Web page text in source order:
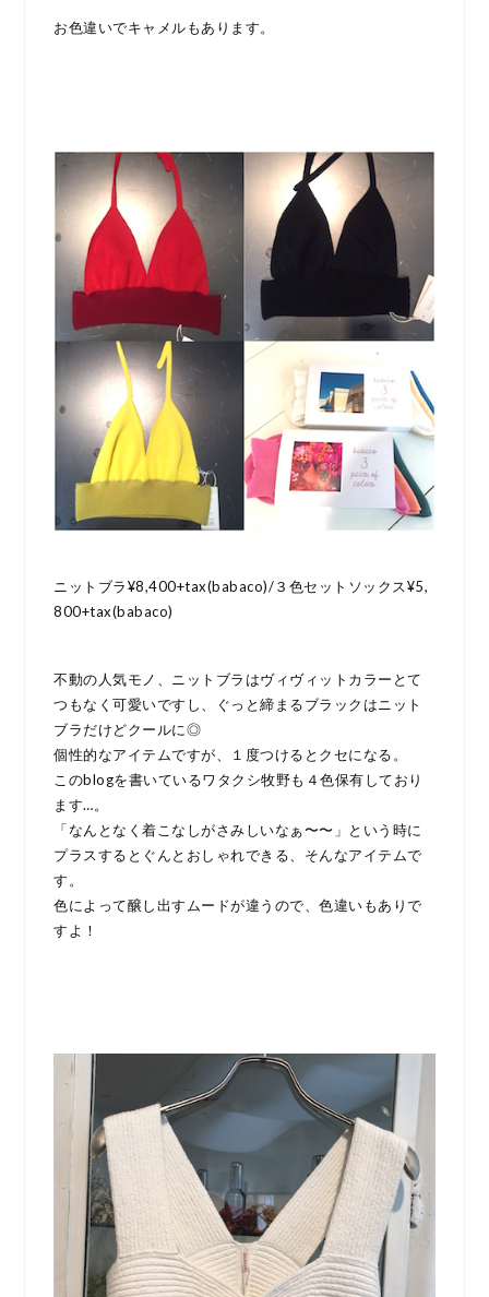
お色違いでキャメルもあります。
ニットブラ¥8,400+tax(babaco)/３色セットソックス¥5,
800+tax(babaco)
不動の人気モノ、ニットブラはヴィヴィットカラーとて
つもなく可愛いですし、ぐっと締まるブラックはニット
ブラだけどクールに◎
個性的なアイテムですが、１度つけるとクセになる。
このblogを書いているワタクシ牧野も４色保有しており
ます…。
「なんとなく着こなしがさみしいなぁ〜〜」という時に
プラスするとぐんとおしゃれできる、そんなアイテムで
す。
色によって醸し出すムードが違うので、色違いもありで
すよ！